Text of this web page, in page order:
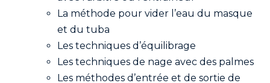
La méthode pour vider l’eau du masque
et du tuba
Les techniques d’équilibrage
Les techniques de nage avec des palmes
Les méthodes d’entrée et de sortie de